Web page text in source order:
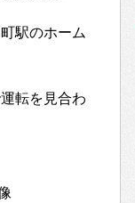
駅のホーム
転を見合わ